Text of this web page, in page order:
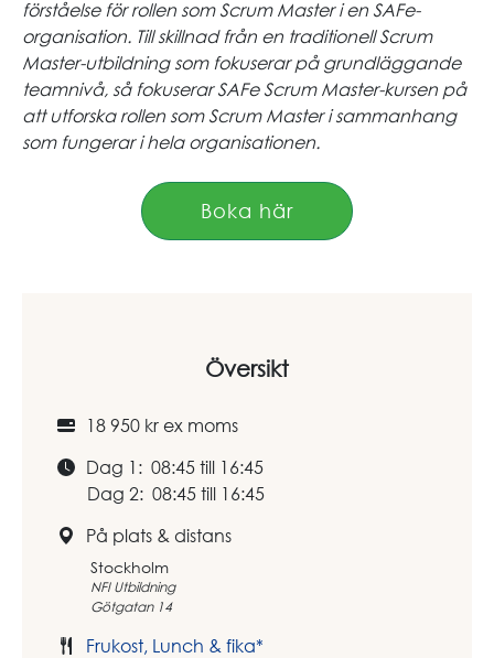
förståelse för rollen som Scrum Master i en SAFe-
organisation. Till skillnad från en traditionell Scrum
Master-utbildning som fokuserar på grundläggande
teamnivå, så fokuserar SAFe Scrum Master-kursen på
att utforska rollen som Scrum Master i sammanhang
som fungerar i hela organisationen.
Boka här
Översikt
18 950 kr ex moms
Dag 1: 08:45 till 16:45
Dag 2: 08:45 till 16:45
På plats & distans
Stockholm
NFI Utbildning
Götgatan 14
Frukost, Lunch & fika*